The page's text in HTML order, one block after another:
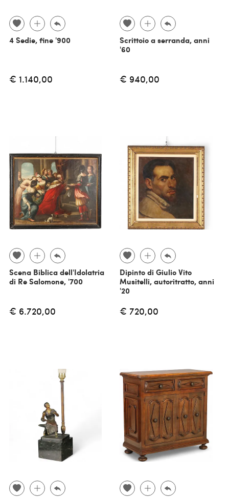
4 Sedie, fine '900
€ 1.140,00
Scrittoio a serranda, anni
'60
€ 940,00
Scena Biblica dell'Idolatria
di Re Salomone, '700
€ 6.720,00
Dipinto di Giulio Vito
Musitelli, autoritratto, anni
'20
€ 720,00